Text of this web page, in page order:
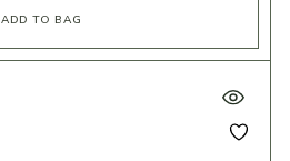
ADD TO BAG